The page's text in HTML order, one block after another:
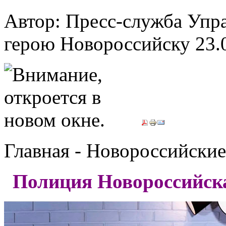
Автор: Пресс-служба
герою Новороссийску
Главная -
Полиция